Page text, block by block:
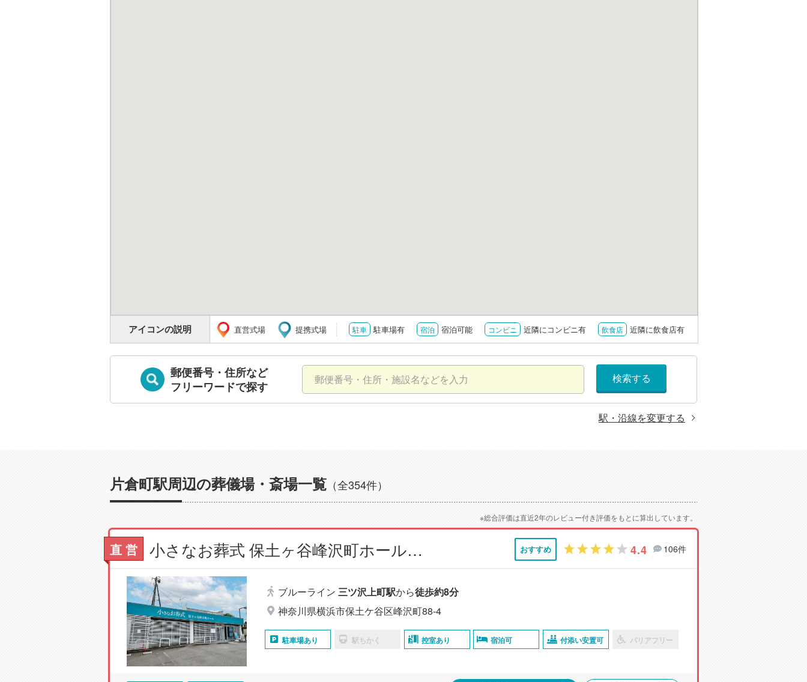
アイコンの説明 直営式場 提携式場 駐車 駐車場有 宿泊 宿泊可能 コンビニ 近隣にコンビニ有 飲食店 近隣に飲食店有
郵便番号・住所など
フリーワードで探す
検索する
駅・沿線を変更する
片倉町駅周辺の葬儀場・斎場一覧 （全354件）
※総合評価は直近2年のレビュー付き評価をもとに算出しています。
直 営 小さなお葬式 保土ヶ谷峰沢町ホール【旧：セレモニーハウス保土ヶ谷峰沢町】 おすすめ 4.4 106件
ブルーライン 三ツ沢上町駅から徒歩約8分
神奈川県横浜市保土ケ谷区峰沢町88-4
駐車場あり 駅ちかく 控室あり 宿泊可 付添い安置可 バリアフリー